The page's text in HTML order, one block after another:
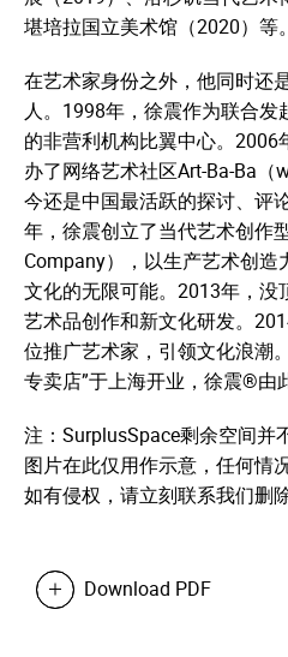
堪培拉国立美术馆（2020）等。
在艺术家身份之外，他同时还
人。1998年，徐震作为联合
的非营利机构比翼中心。2006
办了网络艺术社区Art-Ba-Ba（
今还是中国最活跃的探讨、评
年，徐震创立了当代艺术创作
Company），以生产艺术创
文化的无限可能。2013年，
艺术品创作和新文化研发。
位推广艺术家，引领文化浪潮
专卖店”于上海开业，徐震®由
注：SurplusSpace剩余空间并
图片在此仅用作示意，任何情
如有侵权，请立刻联系我们删除
Download PDF